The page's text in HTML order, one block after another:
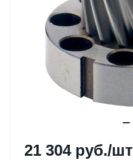
21 304руб./шт